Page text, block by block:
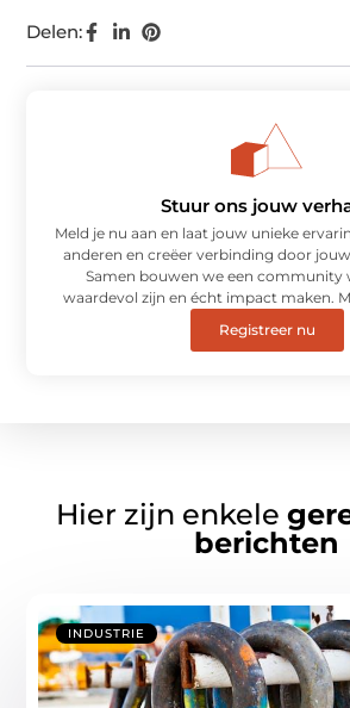
Delen:
Stuur ons jouw
Meld je nu aan en laat jouw unieke
anderen en creëer verbinding door jouw
Samen bouwen we een community
waardevol zijn en écht impact maken.
Registreer nu
Hier zijn enkele
berichten
INDUSTRIE